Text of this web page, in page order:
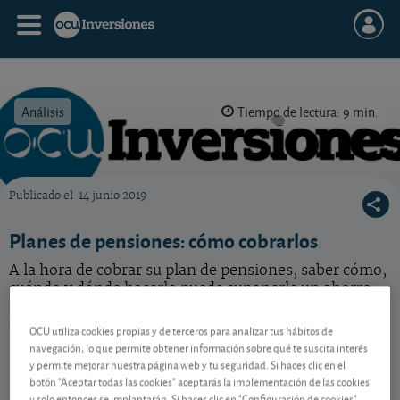
Análisis Tiempo de lectura: 9 min.
Publicado el 14 junio 2019
Planes de pensiones: cómo cobrarlos
A la hora de cobrar su plan de pensiones, saber cómo,
cuándo y dónde hacerlo puede suponerle un ahorro
explicamos.
Contenido reservado a SOCIOS
OCU utiliza cookies propias y de terceros para analizar tus hábitos de
navegación, lo que permite obtener información sobre qué te suscita interés
y permite mejorar nuestra página web y tu seguridad. Si haces clic en el
botón "Aceptar todas las cookies" aceptarás la implementación de las cookies